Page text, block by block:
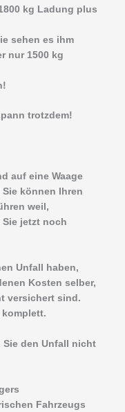
kg Ladung plus
sehen es ihm
nur 1500 kg
trotzdem!
auf eine Waage
können Ihren
weil,
jetzt noch
Unfall haben,
Kosten selber,
versichert sind.
komplett.
Sie den Unfall nicht
Fahrzeugs